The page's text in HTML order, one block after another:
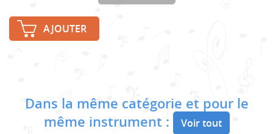
AJOUTER
Dans la même catégorie et pour le
même instrument :
Voir tout